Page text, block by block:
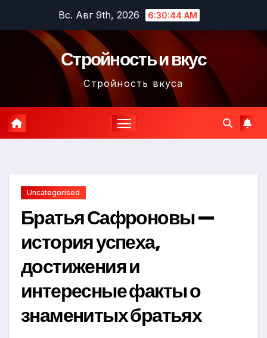
содержимому
Вс. Авг 9th, 2026 6:30:45 AM
Стройность и вкус
Стройность вкуса
Uncategorised
Братья Сафроновы —
история успеха,
достижения и
интересные факты о
знаменитых братьях